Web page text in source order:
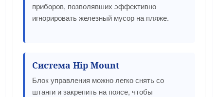
приборов, позволявших эффективно
игнорировать железный мусор на пляже.
Система Hip Mount
Блок управления можно легко снять со
штанги и закрепить на поясе, чтобы